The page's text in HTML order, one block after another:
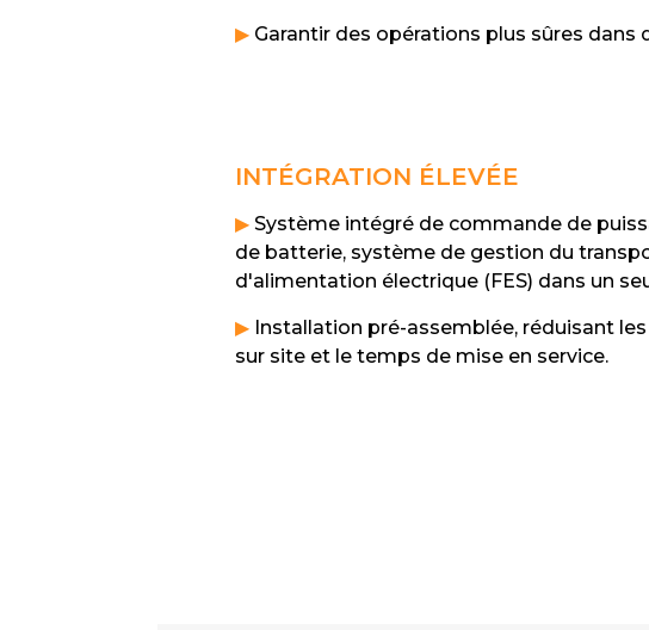
▶Garantir des opérations plus sûres dans
INTÉGRATION ÉLEVÉE
▶Système intégré de commande de
de batterie, système de gestion du
d'alimentation électrique (FES) dans un
▶Installation pré-assemblée, réduisant
sur site et le temps de mise en service.